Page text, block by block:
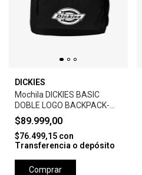
DICKIES
Mochila DICKIES BASIC
DOBLE LOGO BACKPACK-
BLACK
$89.999,00
$76.499,15 con
Transferencia o depósito
Comprar